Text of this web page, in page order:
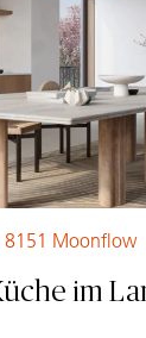
8151 Moonflow
im